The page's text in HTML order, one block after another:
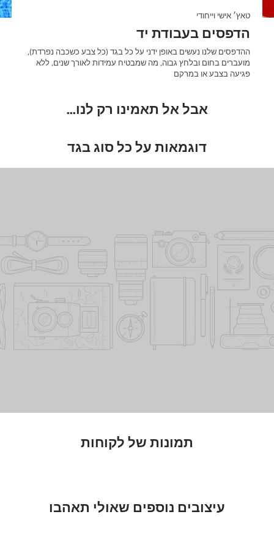
טאץ׳ אישי וייחודי
הדפסים בעבודת יד
ההדפסים שלנו נעשים באופן ידני על כל בגד (כל צבע כשכבה נפרדת),
מועברים בחום ובלחץ גבוה, מה שמבטיח עמידות לאורך שנים, ללא
פגיעה בצבע או במרקם
אבל אל תאמינו רק לנו...
דוגמאות על כל סוג בגד
תמונות של לקוחות
עיצובים נוספים שאולי תאהבו